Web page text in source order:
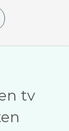
tv